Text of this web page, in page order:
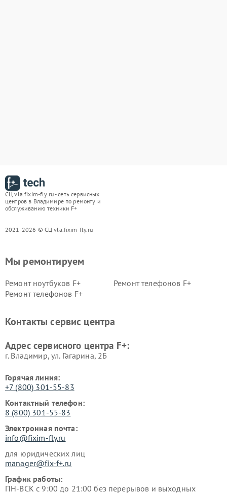
СЦ vla.fixim-fly.ru - сеть сервисных
центров в Владимире по ремонту и
обслуживанию техники F+
2021-2026 © СЦ vla.fixim-fly.ru
Мы ремонтируем
Ремонт ноутбуков F+
Ремонт телефонов F+
Ремонт телефонов F+
Контакты сервис центра
Адрес сервисного центра F+:
г. Владимир, ул. Гагарина, 2Б
Горячая линия:
+7 (800) 301-55-83
Контактный телефон:
8 (800) 301-55-83
Электронная почта:
info@fixim-fly.ru
для юридических лиц
manager@fix-f+.ru
График работы:
ПН-ВСК с 9:00 до 21:00 без перерывов и выходных